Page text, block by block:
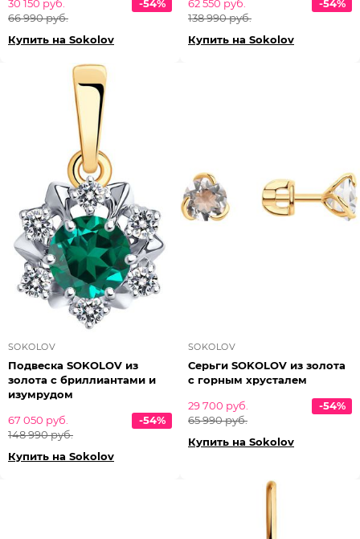
30 150 руб.
66 990 руб.
-54%
Купить на Sokolov
62 550 руб.
138 990 руб.
-54%
Купить на Sokolov
SOKOLOV
Подвеска SOKOLOV из
золота с бриллиантами и
изумрудом
67 050 руб.
148 990 руб.
-54%
Купить на Sokolov
SOKOLOV
Серьги SOKOLOV из золота
с горным хрусталем
29 700 руб.
65 990 руб.
-54%
Купить на Sokolov